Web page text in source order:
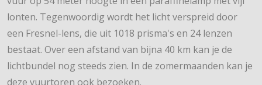
lonten. Tegenwoordig wordt het licht verspreid door
een Fresnel-lens, die uit 1018 prisma's en 24 lenzen
bestaat. Over een afstand van bijna 40 km kan je de
lichtbundel nog steeds zien. In de zomermaanden kan je
deze vuurtoren ook bezoeken.